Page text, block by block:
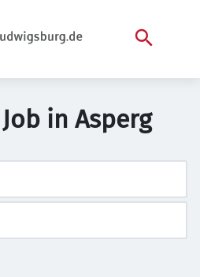
in Asperg